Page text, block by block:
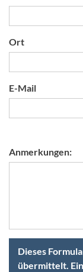
Ort
E-Mail
Anmerkungen:
Dieses
übermittelt.